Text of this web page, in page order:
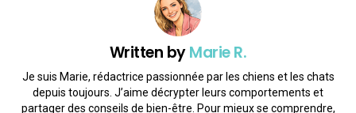
Written byMarie R.
Je suis Marie, rédactrice passionnée par les chiens et les chats
depuis toujours. J’aime décrypter leurs comportements et
partager des conseils de bien-être. Pour mieux se comprendre,